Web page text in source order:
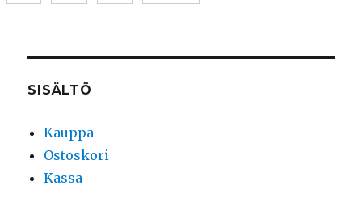
SISÄLTÖ
Kauppa
Ostoskori
Kassa